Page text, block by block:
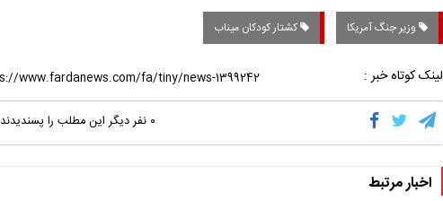
وزیر جنگ آمریکا کشتار کودکان میناب
لینک کوتاه خبر :
۰ نفر دیگر این مطلب را پسندیدند
اخبار مرتبط